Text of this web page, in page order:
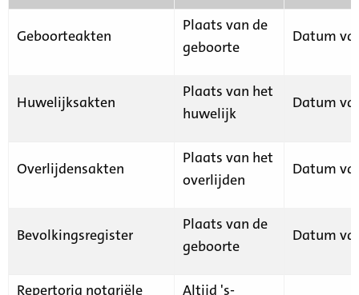
Geboorteakten
Plaats van de
geboorte
Datum
Huwelijksakten
Plaats van het
huwelijk
Datum
Overlijdensakten
Plaats van het
overlijden
Datum
Bevolkingsregister
Plaats van de
geboorte
Datum
Repertoria notariële
Altijd 's-